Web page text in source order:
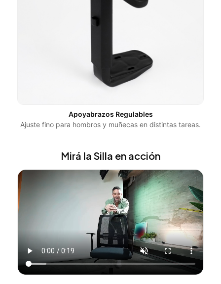
Apoyabrazos Regulables
Ajuste fino para hombros y muñecas en distintas tareas.
Mirá la Silla en acción